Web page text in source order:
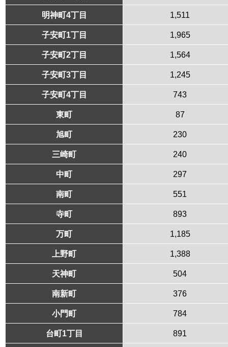
明神町4丁目 1,511
子安町1丁目 1,965
子安町2丁目 1,564
子安町3丁目 1,245
子安町4丁目 743
東町 87
旭町 230
三崎町 240
中町 297
南町 551
寺町 893
万町 1,185
上野町 1,388
天神町 504
南新町 376
小門町 784
台町1丁目 891